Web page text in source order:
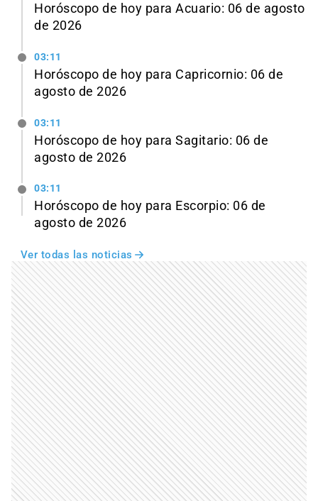
Horóscopo de hoy para Acuario: 06 de agosto
de 2026
03:11
Horóscopo de hoy para Capricornio: 06 de
agosto de 2026
03:11
Horóscopo de hoy para Sagitario: 06 de
agosto de 2026
03:11
Horóscopo de hoy para Escorpio: 06 de
agosto de 2026
Ver todas las noticias